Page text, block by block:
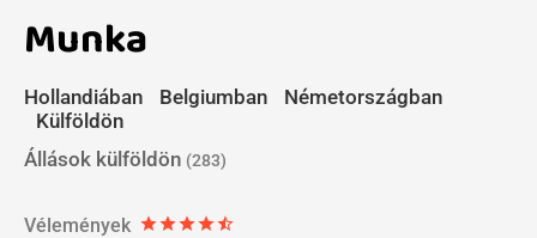
Munka
Hollandiában Belgiumban
Németországban
Külföldön
Állások külföldön (283)
Vélemények starstarstarstarstar_half